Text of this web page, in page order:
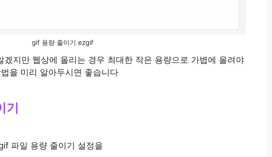
gif 용량 줄이기 ezgif
겠지만 웹상에 올리는 경우 최대한 작은 용량으로 가볍에 올려야
을 미리 알아두시면 좋습니다
기
파일 용량 줄이기 설정을